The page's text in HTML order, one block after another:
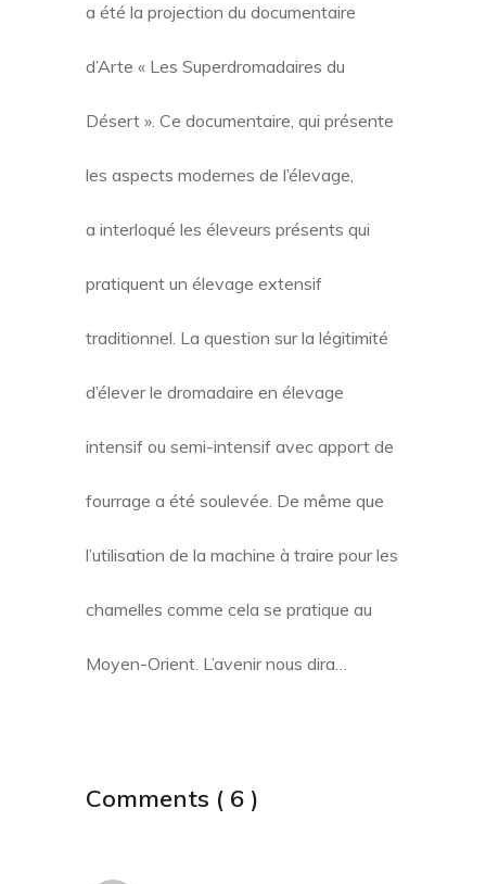
a été la projection du documentaire
d’Arte « Les Superdromadaires du
Désert ». Ce documentaire, qui présente
les aspects modernes de l’élevage,
a interloqué les éleveurs présents qui
pratiquent un élevage extensif
traditionnel. La question sur la légitimité
d’élever le dromadaire en élevage
intensif ou semi-intensif avec apport de
fourrage a été soulevée. De même que
l’utilisation de la machine à traire pour les
chamelles comme cela se pratique au
Moyen-Orient. L’avenir nous dira…
Comments ( 6 )